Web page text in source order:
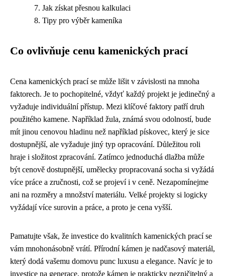
Jak získat přesnou kalkulaci
Tipy pro výběr kameníka
Co ovlivňuje cenu kamenických prací
Cena kamenických prací se může lišit v závislosti na mnoha
faktorech. Je to pochopitelné, vždyť každý projekt je jedinečný a
vyžaduje individuální přístup. Mezi klíčové faktory patří druh
použitého kamene. Například žula, známá svou odolností, bude
mít jinou cenovou hladinu než například pískovec, který je sice
dostupnější, ale vyžaduje jiný typ opracování. Důležitou roli
hraje i složitost zpracování. Zatímco jednoduchá dlažba může
být cenově dostupnější, umělecky propracovaná socha si vyžádá
více práce a zručnosti, což se projeví i v ceně. Nezapomínejme
ani na rozměry a množství materiálu. Velké projekty si logicky
vyžádají více surovin a práce, a proto je cena vyšší.
Pamatujte však, že investice do kvalitních kamenických prací se
vám mnohonásobně vrátí. Přírodní kámen je nadčasový materiál,
který dodá vašemu domovu punc luxusu a elegance. Navíc je to
investice na generace, protože kámen je prakticky nezničitelný a